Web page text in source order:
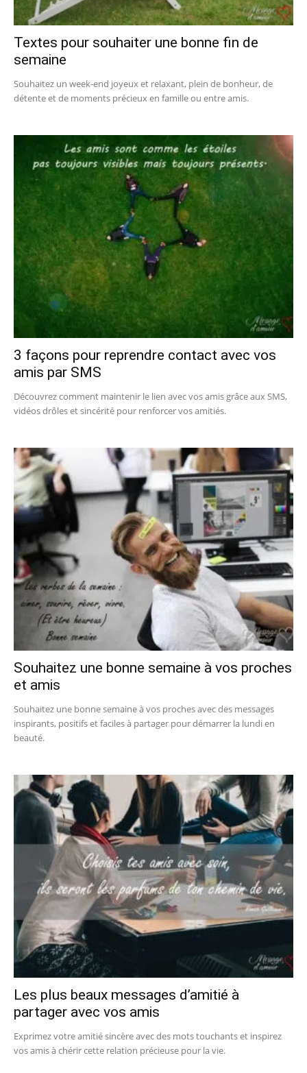
Textes pour souhaiter une bonne fin de
semaine
Souhaitez un week-end joyeux et relaxant, plein de bonheur, de
détente et de moments précieux en famille ou entre amis.
3 façons pour reprendre contact avec vos
amis par SMS
Découvrez comment maintenir le lien avec vos amis grâce aux SMS,
vidéos drôles et sincérité pour renforcer vos amitiés.
Souhaitez une bonne semaine à vos proches
et amis
Souhaitez une bonne semaine à vos proches avec des messages
inspirants, positifs et faciles à partager pour démarrer la lundi en
beauté.
Les plus beaux messages d’amitié à
partager avec vos amis
Exprimez votre amitié sincère avec des mots touchants et inspirez
vos amis à chérir cette relation précieuse pour la vie.